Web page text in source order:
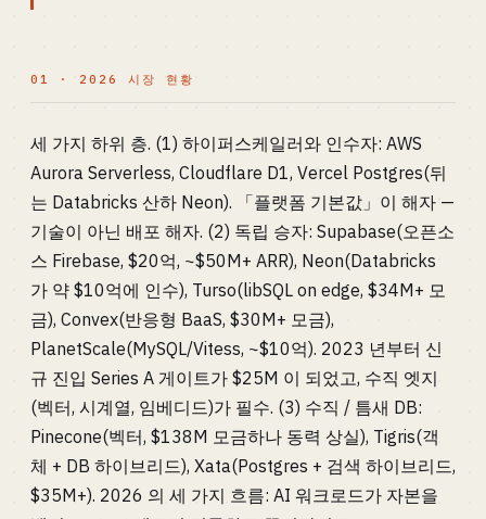
01 · 2026 시장 현황
세 가지 하위 층. (1) 하이퍼스케일러와 인수자: AWS
Aurora Serverless, Cloudflare D1, Vercel Postgres(뒤
는 Databricks 산하 Neon). 「플랫폼 기본값」이 해자 —
기술이 아닌 배포 해자. (2) 독립 승자: Supabase(오픈소
스 Firebase, $20억, ~$50M+ ARR), Neon(Databricks
가 약 $10억에 인수), Turso(libSQL on edge, $34M+ 모
금), Convex(반응형 BaaS, $30M+ 모금),
PlanetScale(MySQL/Vitess, ~$10억). 2023 년부터 신
규 진입 Series A 게이트가 $25M 이 되었고, 수직 엣지
(벡터, 시계열, 임베디드)가 필수. (3) 수직 / 틈새 DB:
Pinecone(벡터, $138M 모금하나 동력 상실), Tigris(객
체 + DB 하이브리드), Xata(Postgres + 검색 하이브리드,
$35M+). 2026 의 세 가지 흐름: AI 워크로드가 자본을